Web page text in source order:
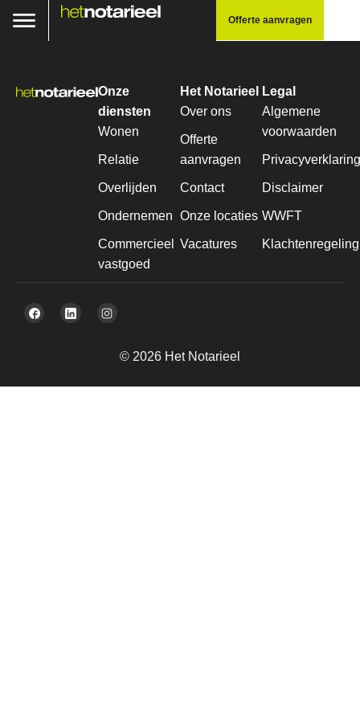
Offerte aanvragen
Onze
diensten
Wonen
Relatie
Overlijden
Ondernemen
Commercieel
vastgoed
Het Notarieel
Over ons
Offerte
aanvragen
Contact
Onze locaties
Vacatures
Legal
Algemene
voorwaarden
Privacyverklaring
Disclaimer
WWFT
Klachtenregeling
© 2026 Het Notarieel